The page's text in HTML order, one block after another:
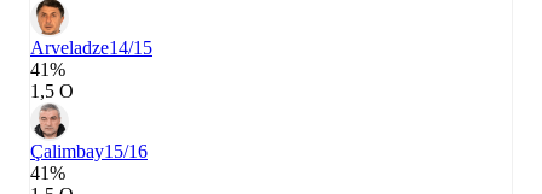
Arveladze14/15
41%
1,5 О
Çalimbay15/16
41%